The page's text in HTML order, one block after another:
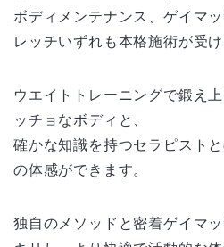
ボディメンテナンス、ゲイマ
レッチいずれも本格施術が受け
ウエイトトレーニングで鍛え
ッチョなボディと、
確かな知識を持つセラピスト
の体感ができます。
独自のメソッドと密着ゲイマ